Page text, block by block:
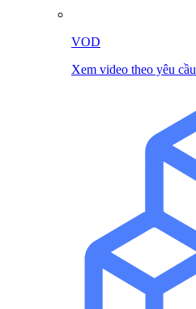
VOD
Xem video theo yêu cầu